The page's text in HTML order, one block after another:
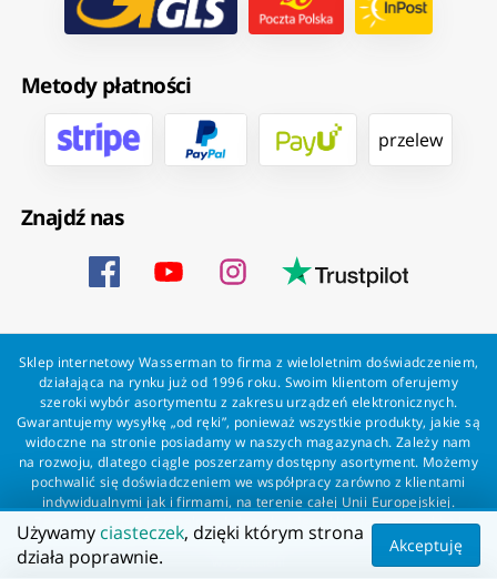
Metody płatności
przelew
Znajdź nas
Sklep internetowy Wasserman to firma z wieloletnim doświadczeniem,
działająca na rynku już od 1996 roku. Swoim klientom oferujemy
szeroki wybór asortymentu z zakresu urządzeń elektronicznych.
Gwarantujemy wysyłkę „od ręki”, ponieważ wszystkie produkty, jakie są
widoczne na stronie posiadamy w naszych magazynach. Zależy nam
na rozwoju, dlatego ciągle poszerzamy dostępny asortyment. Możemy
pochwalić się doświadczeniem we współpracy zarówno z klientami
indywidualnymi jak i firmami, na terenie całej Unii Europejskiej.
Zapewniamy profesjonalną obsługę każdego klienta oraz szybką i
bezproblemową realizację zamówień. Wasserman - wszystko dla
Używamy ciasteczek, dzięki którym strona
działa poprawnie.
Akceptuję